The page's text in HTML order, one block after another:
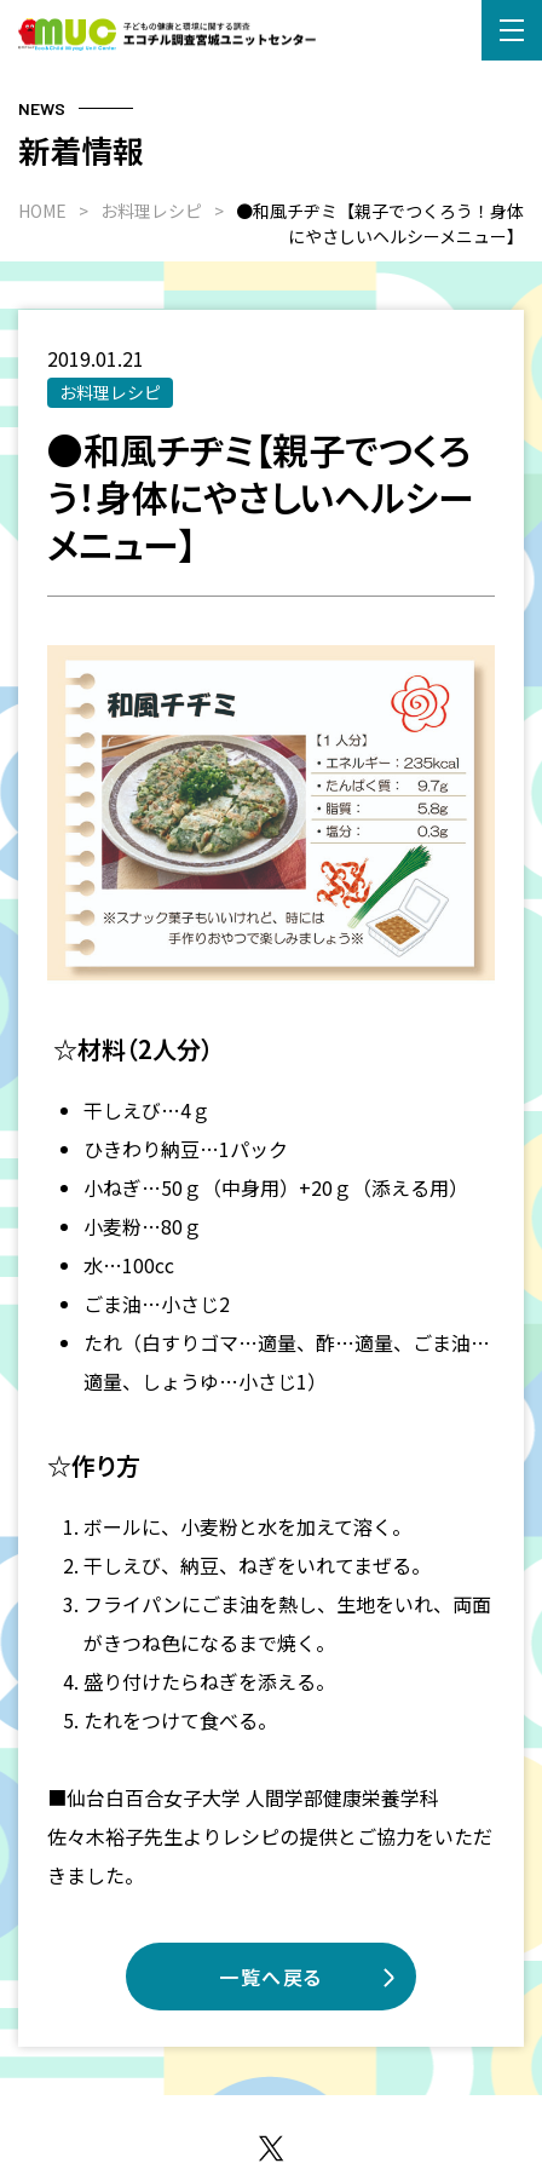
新着情報
NEWS
HOME お料理レシピ
●和風チヂミ【親子でつくろう！身体
にやさしいヘルシーメニュー】
2019.01.21
お料理レシピ
●和風チヂミ【親子でつくろ
う！身体にやさしいヘルシー
メニュー】
☆材料（2人分）
干しえび…4ｇ
ひきわり納豆…1パック
小ねぎ…50ｇ（中身用）+20ｇ（添える用）
小麦粉…80ｇ
水…100cc
ごま油…小さじ2
たれ（白すりゴマ…適量、酢…適量、ごま油…
適量、しょうゆ…小さじ1）
☆作り方
ボールに、小麦粉と水を加えて溶く。
干しえび、納豆、ねぎをいれてまぜる。
フライパンにごま油を熱し、生地をいれ、両面
がきつね色になるまで焼く。
盛り付けたらねぎを添える。
たれをつけて食べる。
■仙台白百合女子大学 人間学部健康栄養学科
佐々木裕子先生よりレシピの提供とご協力をいただ
きました。
一覧へ戻る